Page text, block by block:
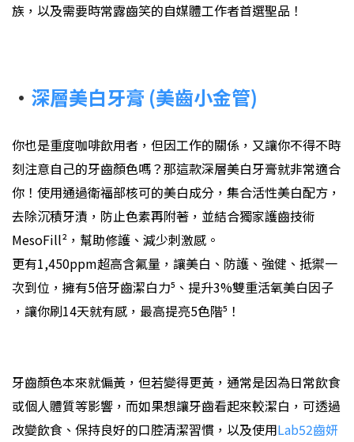
族，以及需要時常露齒笑的自媒體工作者首選聖品！
• 深層美白牙膏 (美齒小金管)
你也是重度咖啡飲用者，但因工作的關係，又讓你不得不時
刻注意自己的牙齒顏色嗎？那這款深層美白牙膏就非常適合
你！使用通過衛福部核可的美白成分，集合活性美白配方⁴，
去除沉積牙漬，防止色素再附著，並結合獨家護齒技術
MesoFill² ，幫助修護、減少刺激感。
更有1,450ppm超高含氟量，讓美白、防護、強健、抵禦一
次到位，擁有5倍牙齒潔白力⁵、提升3%雙重活氧美白因子
⁴，讓你刷14天就有感，最高提亮5色階⁵！
牙齒顏色本來就偏黃，但若變得更黃，通常是因為日常飲食
或個人體質等影響，而如果想讓牙齒看起來較潔白，可透過
改變飲食、保持良好的口腔清潔習慣，以及使用Lab52齒妍